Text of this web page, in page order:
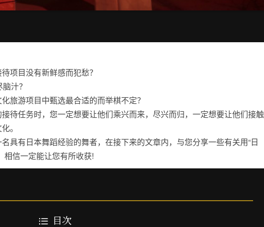
项目没有新鲜感而犯愁？
汁？
旅游项目中甄选最合适的而举棋不定？
待任务时，您一定想要让他们乘兴而来，尽兴而归，一定想要让他们接触
。
具有日本舞蹈经验的舞者，在接下来的文章内，与您分享一些有关用“日
相信一定能让您有所收获!
目次